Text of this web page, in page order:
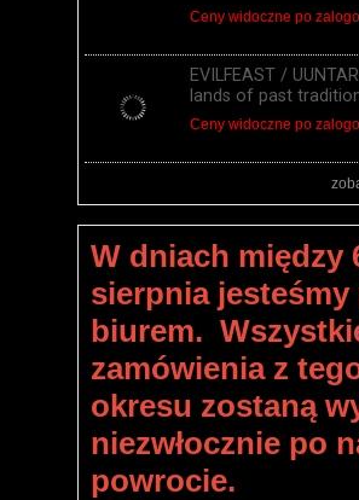
Ceny widoczne po
EVILFEAST /
lands of past
Ceny widoczne po
W dniach między
sierpnia jesteśmy
biurem.
zamówienia z
okresu zostaną
niezwłocznie po
powrocie.